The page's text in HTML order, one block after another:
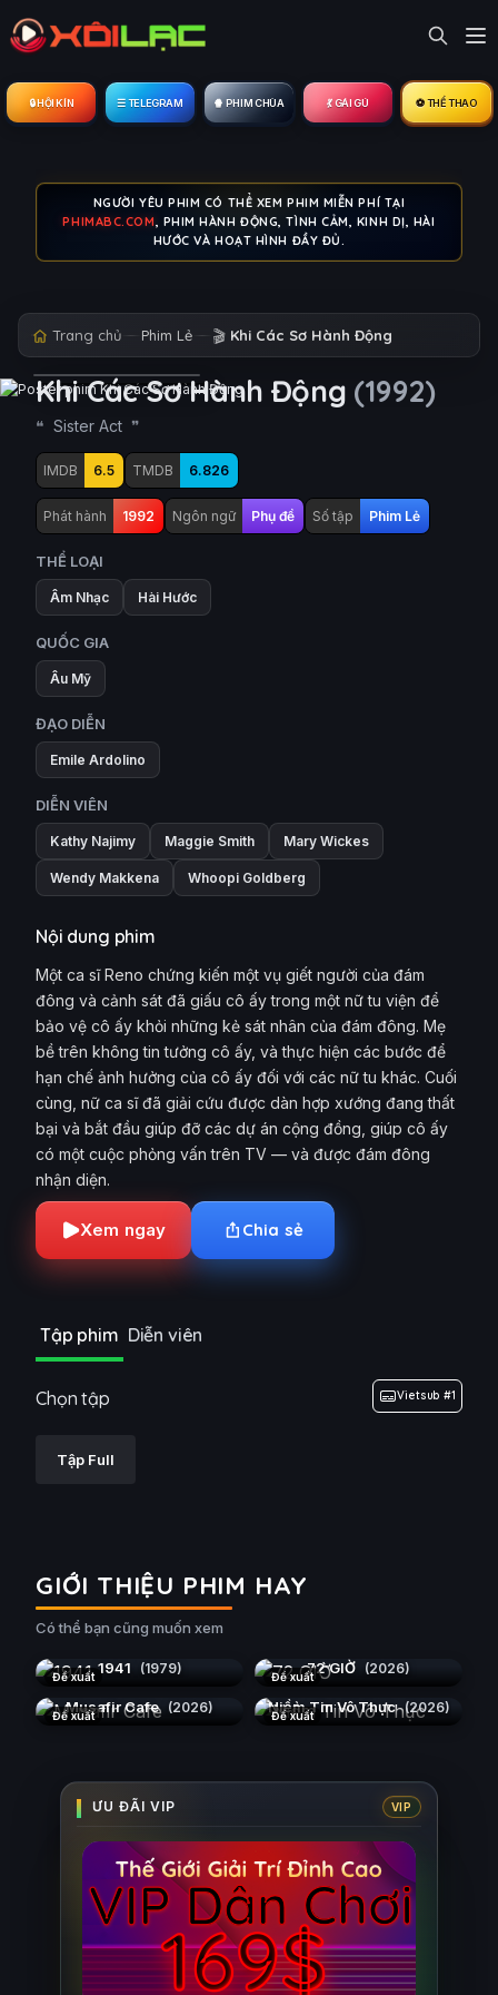
🔒︎ HỘI KÍN ☰ TELEGRAM 🍿 PHIM CHÙA 💃 GÁI GÚ ⚽ THỂ THAO
NGƯỜI YÊU PHIM CÓ THỂ XEM PHIM MIỄN PHÍ TẠI
PHIMABC.COM, PHIM HÀNH ĐỘNG, TÌNH CẢM, KINH DỊ, HÀI
HƯỚC VÀ HOẠT HÌNH ĐẦY ĐỦ.
Trang chủ Phim Lẻ 🎬 Khi Các Sơ Hành Động
Khi Các Sơ Hành Động (1992)
Sister Act
IMDB 6.5 TMDB 6.826
Phát hành 1992 Ngôn ngữ Phụ đề Số tập Phim Lẻ
THỂ LOẠI
Âm Nhạc Hài Hước
QUỐC GIA
Âu Mỹ
ĐẠO DIỄN
Emile Ardolino
DIỄN VIÊN
Kathy Najimy Maggie Smith Mary Wickes
Wendy Makkena Whoopi Goldberg
Nội dung phim
Một ca sĩ Reno chứng kiến ​​một vụ giết người của đám
đông và cảnh sát đã giấu cô ấy trong một nữ tu viện để
bảo vệ cô ấy khỏi những kẻ sát nhân của đám đông. Mẹ
bề trên không tin tưởng cô ấy, và thực hiện các bước để
hạn chế ảnh hưởng của cô ấy đối với các nữ tu khác. Cuối
cùng, nữ ca sĩ đã giải cứu được dàn hợp xướng đang thất
bại và bắt đầu giúp đỡ các dự án cộng đồng, giúp cô ấy
có một cuộc phỏng vấn trên TV — và được đám đông
nhận diện.
Xem ngay Chia sẻ
Tập phim Diễn viên
Chọn tập Vietsub #1
Tập Full
GIỚI THIỆU PHIM HAY
Có thể bạn cũng muốn xem
Đề xuất 1941 (1979) Đề xuất72 GIỜ (2026)
Đề xuất
Musafir Cafe (2026) Đề xuất
Niềm Tin Vô Thực (2026)